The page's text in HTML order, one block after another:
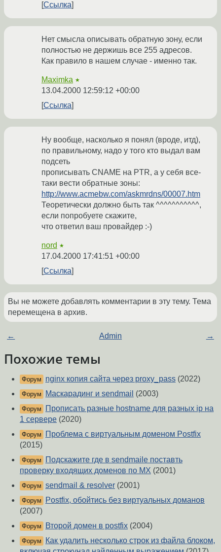
Ссылка
Нет смысла описывать обратную зону, если
полностью не держишь все 255 адресов.
Как правило в нашем случае - именно так.
Maximka ★
13.04.2000 12:59:12 +00:00
Ссылка
Ну вообще, насколько я понял (вроде, итд),
по правильному, надо у того кто выдал вам
подсеть
прописывать CNAME на PTR, а у себя все-
таки вести обратные зоны:
http://www.acmebw.com/askmrdns/00007.htm
Теоретически должно быть так ^^^^^^^^^^^,
если попробуете скажите,
что ответил ваш провайдер :-)
nord ★
17.04.2000 17:41:51 +00:00
Ссылка
Вы не можете добавлять комментарии в эту тему. Тема
перемещена в архив.
← Admin →
Похожие темы
Форум nginx копия сайта через proxy_pass (2022)
Форум Маскарадинг и sendmail (2003)
Форум
Прописать разные hostname для разных ip на
1 сервере (2020)
Форум
Проблема с виртуальным доменом Postfix
(2015)
Форум
Подскажите где в sendmaile поставть
проверку входящих доменов по MX (2001)
Форум sendmail & resolver (2001)
Форум
Postfix, обойтись без виртуальных доманов
(2007)
Форум Второй домен в postfix (2004)
Форум
Как удалить несколько строк из файла блоком,